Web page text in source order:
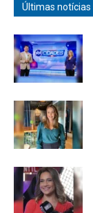
Últimas notícias